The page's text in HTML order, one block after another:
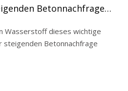
Betonnachfrage
Wasserstoff dieses wichtige
steigenden Betonnachfrage